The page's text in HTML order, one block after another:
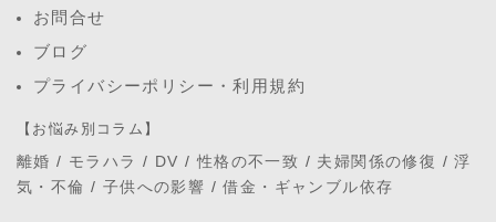
お問合せ
ブログ
プライバシーポリシー・利用規約
【お悩み別コラム】
離婚 / モラハラ / DV/性格の不一致 / 夫婦関係の修復 /浮
気・不倫 / 子供への影響 /借金・ギャンブル依存